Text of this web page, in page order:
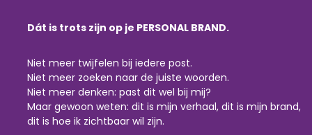
Dát is trots zijn op je PERSONAL BRAND.
Niet meer twijfelen bij iedere post.
Niet meer zoeken naar de juiste woorden.
Niet meer denken: past dit wel bij mij?
Maar gewoon weten: dit is mijn verhaal, dit is mijn brand,
dit is hoe ik zichtbaar wil zijn.